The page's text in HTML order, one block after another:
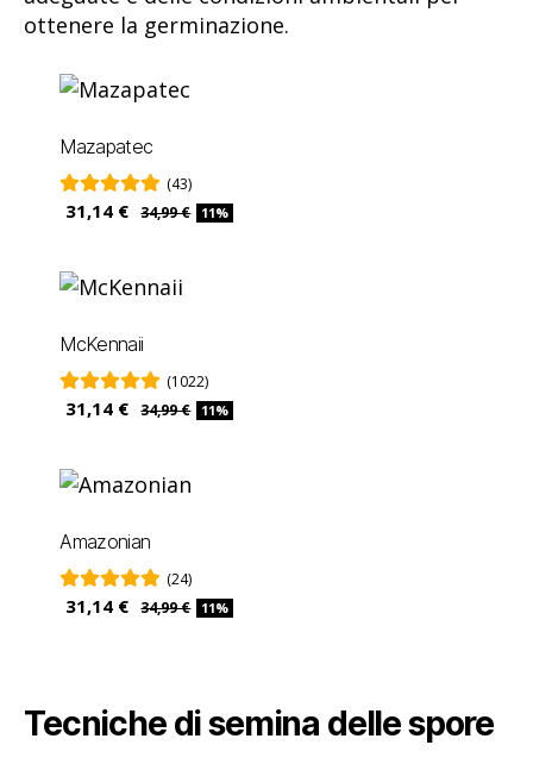
ottenere la germinazione.
Mazapatec
(43)
31,14 € 34,99 € 11%
McKennaii
(1022)
31,14 € 34,99 € 11%
Amazonian
(24)
31,14 € 34,99 € 11%
Tecniche di semina delle spore